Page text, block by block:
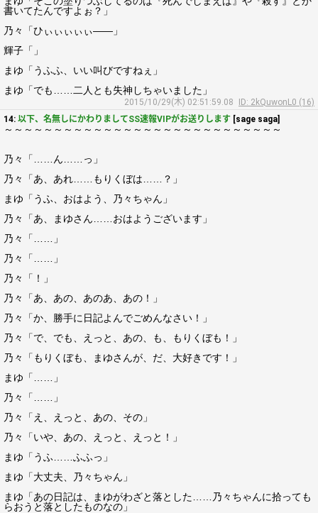
書いてたんですよぉ？」
乃々「ひぃぃぃぃぃ――」
輝子「」
まゆ「うふふ、いい叫びですねぇ」
まゆ「でも……二人とも失神しちゃいました」
2015/10/29(木) 02:51:59.08
ID: 2kQuwonL0 (16)
14: 以下、名無しにかわりましてSS速報VIPがお送りします [sage saga]
～～～～～～～～～～～～～～～～～～～～～～～～～～～～
乃々「……ん……っ」
乃々「あ、あれ……もりくぼは……？」
まゆ「うふ、おはよう、乃々ちゃん」
乃々「あ、まゆさん……おはようございます」
乃々「……」
乃々「……」
乃々「！」
乃々「あ、あの、あのあ、あの！」
乃々「か、勝手に日記よんでごめんなさい！」
乃々「で、でも、えっと、あの、も、もりくぼも！」
乃々「もりくぼも、まゆさんが、だ、大好きです！」
まゆ「……」
乃々「……」
乃々「え、えっと、あの、その」
乃々「いや、あの、えっと、えっと！」
まゆ「うふ……ふふっ」
まゆ「大丈夫、乃々ちゃん」
まゆ「あの日記は、まゆがわざと落とした……乃々ちゃんに拾っても
らおうと落としたものなの」